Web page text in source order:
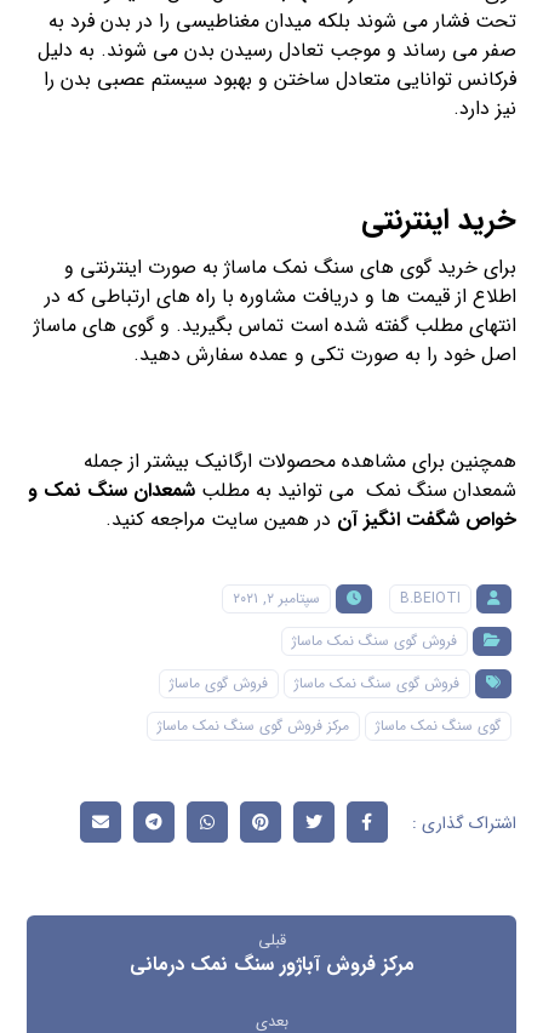
تحت فشار می شوند بلکه میدان مغناطیسی را در بدن فرد به
صفر می رساند و موجب تعادل رسیدن بدن می شوند. به دلیل
فرکانس توانایی متعادل ساختن و بهبود سیستم عصبی بدن را
نیز دارد.
خرید اینترنتی
برای خرید گوی های سنگ نمک ماساژ به صورت اینترنتی و
اطلاع از قیمت ها و دریافت مشاوره با راه های ارتباطی که در
انتهای مطلب گفته شده است تماس بگیرید. و گوی های ماساژ
اصل خود را به صورت تکی و عمده سفارش دهید.
همچنین برای مشاهده محصولات ارگانیک بیشتر از جمله
شمعدان سنگ نمک می توانید به مطلبشمعدان سنگ نمک و
خواص شگفت انگیز آن در همین سایت مراجعه کنید.
B.BEIOTI
سپتامبر ۲, ۲۰۲۱
فروش گوی سنگ نمک ماساژ
فروش گوی سنگ نمک ماساژ
فروش گوی ماساژ
گوی سنگ نمک ماساژ
مرکز فروش گوی سنگ نمک ماساژ
قبلی
مرکز فروش آباژور سنگ نمک درمانی
بعدی